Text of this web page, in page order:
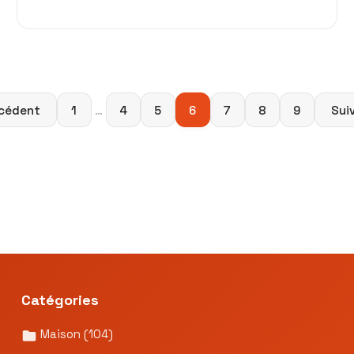
1 … 4 5 6 7 8 9
Catégories
Maison (104)